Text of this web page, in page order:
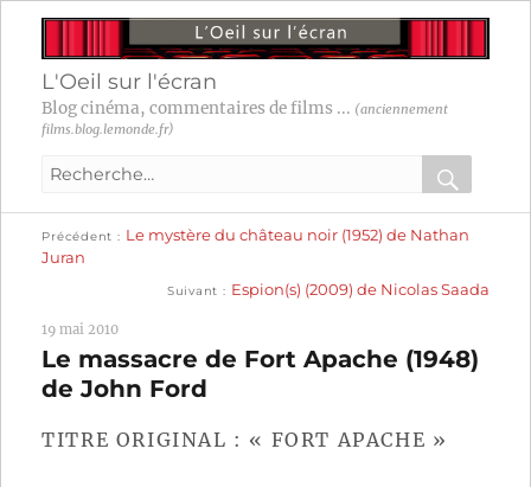
L'Oeil sur l'écran
Blog cinéma, commentaires de films ... (anciennement
films.blog.lemonde.fr)
Recherche
:
OK
Navigation
l’article
Précédent
précédente :
Le mystère du château noir (1952) de Nathan
Juran
Suivant
suivante :
Espion(s) (2009) de Nicolas Saada
19 mai 2010
Le massacre de Fort Apache (1948)
de John Ford
TITRE ORIGINAL : « FORT APACHE »